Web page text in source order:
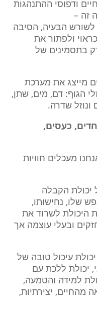
ודפוסי ההתנהגות
זה –
הבעיה, הסיבה
ולפתור את
בתסמינים של
מייצג את מערכת
הגוף: דם, מים, שתן,
ונוזל שדרה.
כעסים,
מעכלים חוויות
יכולת הקבלה
שלו, נחישותו,
היכולת לשרוד את
ובעלי עוצמה אך
עיכול טובה של
יכולת ללכת עם
למידה והטמעה,
מהחיים, יצירתיות,